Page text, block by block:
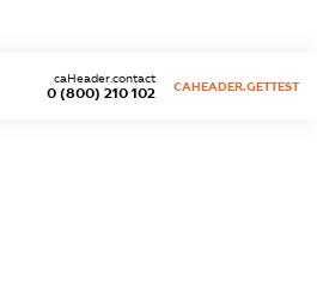
0 (800) 210 102
caHeader.contact
CAHEADER.GETTEST